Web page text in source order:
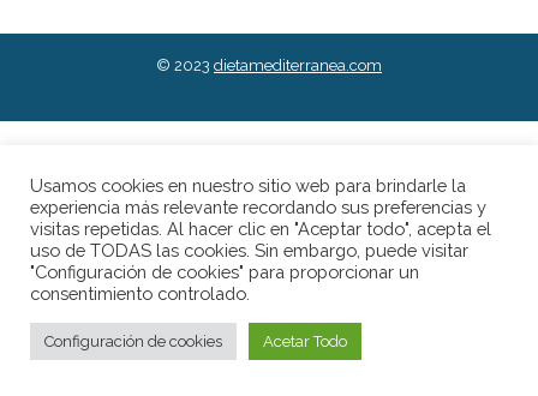
© 2023 dietamediterranea.com
Usamos cookies en nuestro sitio web para brindarle la
experiencia más relevante recordando sus preferencias y
visitas repetidas. Al hacer clic en "Aceptar todo", acepta el
uso de TODAS las cookies. Sin embargo, puede visitar
"Configuración de cookies" para proporcionar un
consentimiento controlado.
Configuración de cookies Acetar Todo